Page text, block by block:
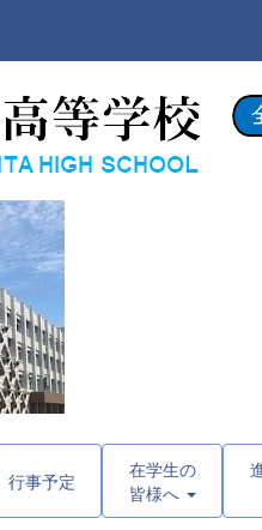
行事予定
在学生の
皆様へ